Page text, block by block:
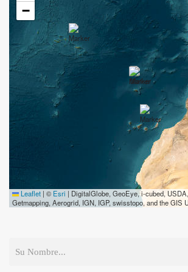
−
Leaflet | © Esri | DigitalGlobe, GeoEye, i-cubed,
Getmapping, Aerogrid, IGN, IGP, swisstopo, and the GIS